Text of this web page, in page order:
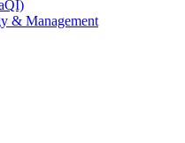
& Management